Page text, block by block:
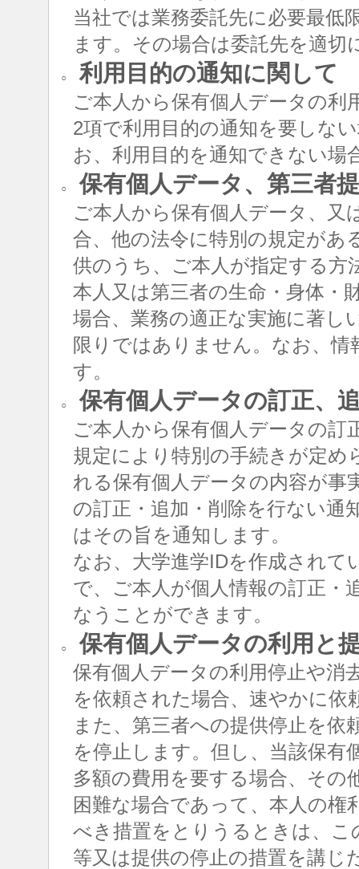
当社では業務委託先に必要最低
ます。その場合は委託先を適切
○ 利用目的の通知に関して
ご本人から保有個人データの利
2項で利用目的の通知を要しな
お、利用目的を通知できない場
○ 保有個人データ、第三者
ご本人から保有個人データ、又
合、他の法令に特別の規定があ
供のうち、ご本人が指定する方
本人又は第三者の生命・身体・
場合、業務の適正な実施に著し
限りではありません。なお、
す。
○ 保有個人データの訂正、
ご本人から保有個人データの訂
規定により特別の手続きが定め
れる保有個人データの内容が事
の訂正・追加・削除を行ない通
はその旨を通知します。
なお、大学進学IDを作成されて
で、ご本人が個人情報の訂正・
なうことができます。
○ 保有個人データの利用と
保有個人データの利用停止や消
を依頼された場合、速やかに
また、第三者への提供停止を
を停止します。但し、当該保有
多額の費用を要する場合、その
困難な場合であって、本人の
べき措置をとりうるときは、
等又は提供の停止の措置を講